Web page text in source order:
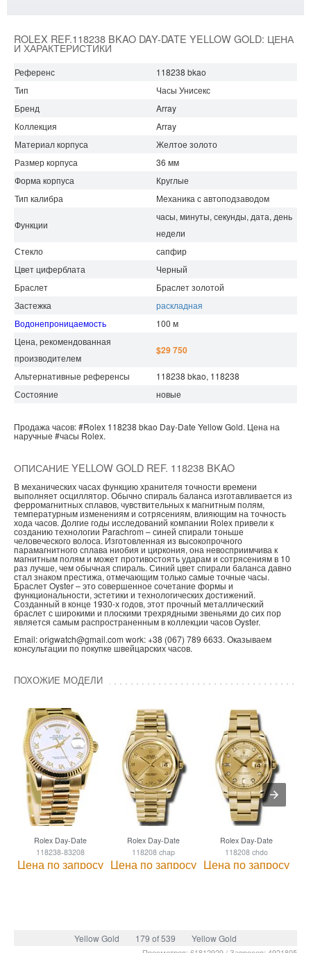
ROLEX REF.118238 BKAO DAY-DATE YELLOW GOLD: ЦЕНА
И ХАРАКТЕРИСТИКИ
Референс
118238 bkao
Тип
Часы Унисекс
Бренд
Array
Коллекция
Array
Материал корпуса
Желтое золото
Размер корпуса
36 мм
Форма корпуса
Круглые
Тип калибра
Механика с автоподзаводом
Функции
часы, минуты, секунды, дата, день
недели
Стекло
сапфир
Цвет циферблата
Черный
Браслет
Браслет золотой
Застежка
раскладная
Водонепроницаемость
100 м
Цена, рекомендованная
производителем
$29 750
Альтернативные референсы
118238 bkao, 118238
Состояние
новые
Продажа часов:#Rolex 118238 bkao Day-Date Yellow Gold. Цена на
наручные #часы Rolex.
ОПИСАНИЕ YELLOW GOLD REF. 118238 BKAO
В механических часах функцию хранителя точности времени
выполняет осциллятор. Обычно спираль баланса изготавливается из
ферромагнитных сплавов, чувствительных к магнитным полям,
температурным изменениям и сотрясениям, влияющим на точность
хода часов. Долгие годы исследований компании Rolex привели к
созданию технологии Parachrom – синей спирали тоньше
человеческого волоса. Изготовленная из высокопрочного
парамагнитного сплава ниобия и циркония, она невосприимчива к
магнитным полям и может противостоять ударам и сотрясениям в 10
раз лучше, чем обычная спираль. Синий цвет спирали баланса давно
стал знаком престижа, отмечающим только самые точные часы.
Браслет Oyster – это совершенное сочетание формы и
функциональности, эстетики и технологических достижений.
Созданный в конце 1930-х годов, этот прочный металлический
браслет с широкими и плоскими трехрядными звеньями до сих пор
является самым распространенным в коллекции часов Oyster.
Email: origwatch@gmail.com work: +38 (067) 789 6633. Оказываем
консультации по покупке швейцарских часов.
ПОХОЖИЕ МОДЕЛИ
Rolex Day-Date
118238-83208
Цена по запросу
Rolex Day-Date
118208 chap
Цена по запросу
Rolex Day-Date
118208 chdo
Цена по запросу
Yellow Gold 179 of 539 Yellow Gold